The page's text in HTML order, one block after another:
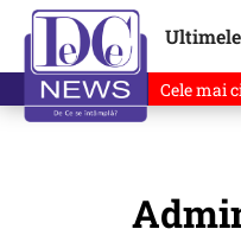
Cele mai